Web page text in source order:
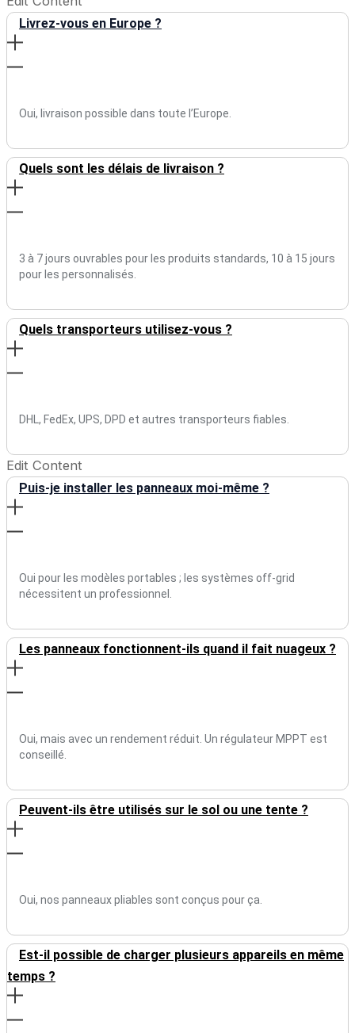
Livrez-vous en Europe ?
Oui, livraison possible dans toute l’Europe.
Quels sont les délais de livraison ?
3 à 7 jours ouvrables pour les produits standards, 10 à 15 jours
pour les personnalisés.
Quels transporteurs utilisez-vous ?
DHL, FedEx, UPS, DPD et autres transporteurs fiables.
Edit Content
Puis-je installer les panneaux moi-même ?
Oui pour les modèles portables ; les systèmes off-grid
nécessitent un professionnel.
Les panneaux fonctionnent-ils quand il fait nuageux ?
Oui, mais avec un rendement réduit. Un régulateur MPPT est
conseillé.
Peuvent-ils être utilisés sur le sol ou une tente ?
Oui, nos panneaux pliables sont conçus pour ça.
Est-il possible de charger plusieurs appareils en même
temps ?